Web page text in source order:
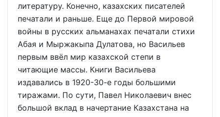
литературу. Конечно, казахских писателей
печатали и раньше. Еще до Первой мировой
войны в русских альманахах печатали стихи
Абая и Мыржакыпа Дулатова, но Васильев
первым ввёл мир казахской степи в
читающие массы. Книги Васильева
издавались в 1920-30-е годы большими
тиражами. По сути, Павел Николаевич внес
большой вклад в начертание Казахстана на